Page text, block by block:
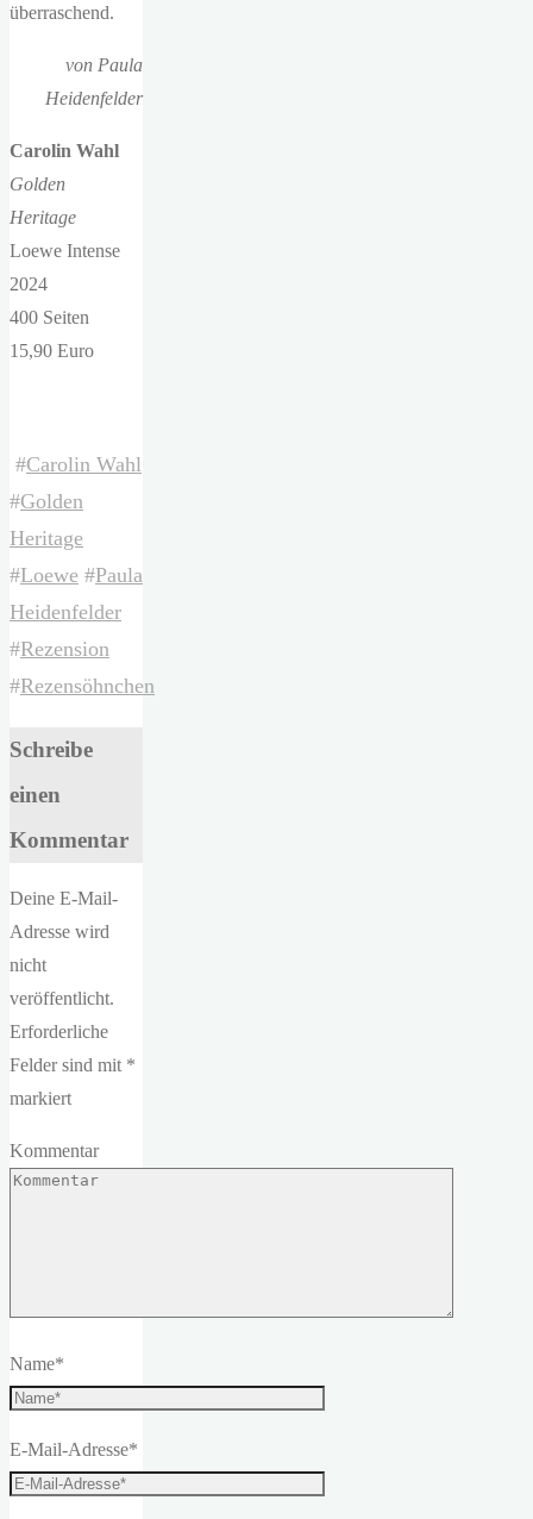
überraschend.
von Paula
Heidenfelder
Carolin Wahl
Golden
Heritage
Loewe Intense
2024
400 Seiten
15,90 Euro
#Carolin Wahl
#Golden
Heritage
#Loewe #Paula
Heidenfelder
#Rezension
#Rezensöhnchen
Schreibe
einen
Kommentar
Deine E-Mail-
Adresse wird
nicht
veröffentlicht.
Erforderliche
Felder sind mit *
markiert
Kommentar
Name*
E-Mail-Adresse*